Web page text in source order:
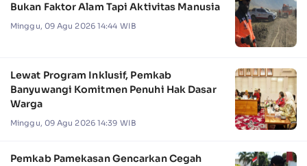
Bukan Faktor Alam Tapi Aktivitas Manusia
Minggu, 09 Agu 2026 14:44 WIB
Lewat Program Inklusif, Pemkab
Banyuwangi Komitmen Penuhi Hak Dasar
Warga
Minggu, 09 Agu 2026 14:39 WIB
Pemkab Pamekasan Gencarkan Cegah